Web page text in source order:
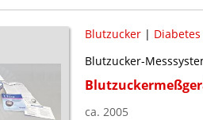
Blutzucker|
Blutzucker-
ca. 2005